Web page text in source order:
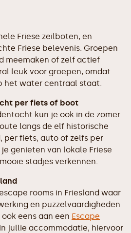
Friese zeilboten, en
Friese belevenis. Groepen
meemaken of zelf actief
leuk voor groepen, omdat
het water centraal staat.
per fiets of boot
kun je ook in de zomer
langs de elf historische
per fiets, auto of zelfs per
genieten van lokale Friese
stadjes verkennen.
rooms in Friesland waar
en puzzelvaardigheden
eens aan een Escape
in jullie accommodatie, hiervoor